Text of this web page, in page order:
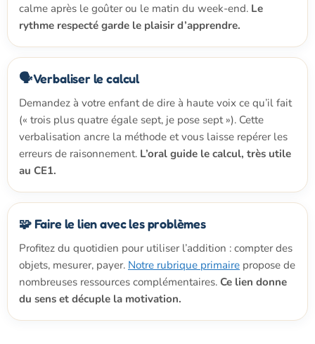
calme après le goûter ou le matin du week-end. Le
rythme respecté garde le plaisir d’apprendre.
🗣️ Verbaliser le calcul
Demandez à votre enfant de dire à haute voix ce qu’il fait
(« trois plus quatre égale sept, je pose sept »). Cette
verbalisation ancre la méthode et vous laisse repérer les
erreurs de raisonnement. L’oral guide le calcul, très utile
au CE1.
🧩 Faire le lien avec les problèmes
Profitez du quotidien pour utiliser l’addition : compter des
objets, mesurer, payer. Notre rubrique primaire propose de
nombreuses ressources complémentaires. Ce lien donne
du sens et décuple la motivation.